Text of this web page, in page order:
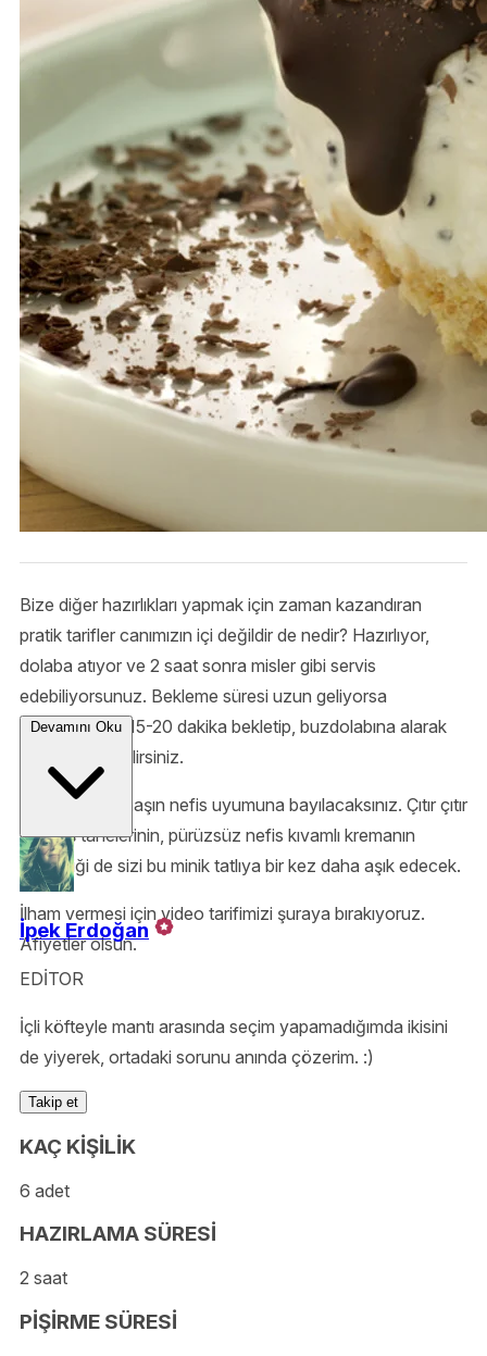
Bize diğer hazırlıkları yapmak için zaman kazandıran
pratik tarifler canımızın içi değildir de nedir? Hazırlıyor,
dolaba atıyor ve 2 saat sonra misler gibi servis
edebiliyorsunuz. Bekleme süresi uzun geliyorsa
dondurucuda 15-20 dakika bekletip, buzdolabına alarak
süreci kısaltabilirsiniz.
Limon ve haşhaşın nefis uyumuna bayılacaksınız. Çıtır çıtır
haşhaş tanelerinin, pürüzsüz nefis kıvamlı kremanın
birlikteliği de sizi bu minik tatlıya bir kez daha aşık edecek.
İlham vermesi için video tarifimizi şuraya bırakıyoruz.
Afiyetler olsun.
Devamını Oku
İpek Erdoğan
EDİTOR
İçli köfteyle mantı arasında seçim yapamadığımda ikisini
de yiyerek, ortadaki sorunu anında çözerim. :)
Takip et
KAÇ KİŞİLİK
6 adet
HAZIRLAMA SÜRESİ
2 saat
PİŞİRME SÜRESİ